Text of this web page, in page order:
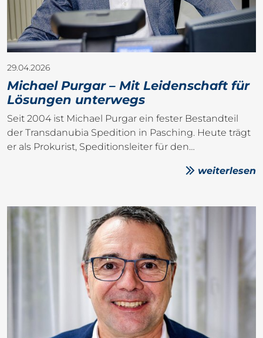
29.04.2026
Michael Purgar – Mit Leidenschaft für
Lösungen unterwegs
Seit 2004 ist Michael Purgar ein fester Bestandteil
der Transdanubia Spedition in Pasching. Heute trägt
er als Prokurist, Speditionsleiter für den…
weiterlesen